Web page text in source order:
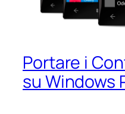
Portare i
su Windows